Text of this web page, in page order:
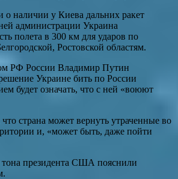
наличии у Киева дальних ракет
администрации Украина
полета в 300 км для ударов по
Ростовской областям.
РФ России Владимир Путин
Украине бить по России
будет означать, что с ней «воюют
страна может вернуть утраченные во
и, «может быть, даже пойти
президента США пояснили